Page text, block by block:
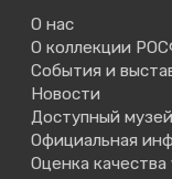
О нас
О коллекции
События и
Новости
Доступный музей
Официальная
Оценка качества